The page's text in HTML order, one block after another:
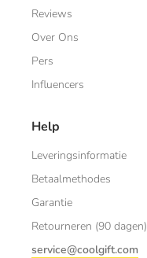
Reviews
Over Ons
Pers
Influencers
Help
Leveringsinformatie
Betaalmethodes
Garantie
Retourneren (90 dagen)
service@coolgift.com